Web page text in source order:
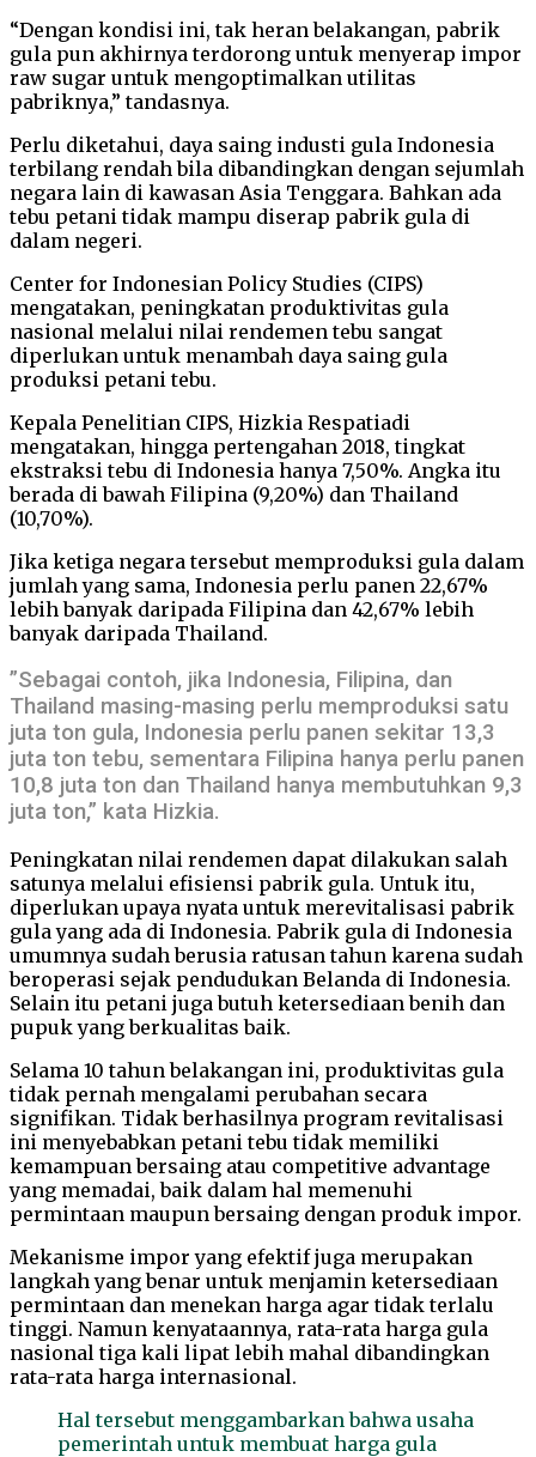
“Dengan kondisi ini, tak heran belakangan, pabrik
gula pun akhirnya terdorong untuk menyerap impor
raw sugar untuk mengoptimalkan utilitas
pabriknya,” tandasnya.
Perlu diketahui, daya saing industi gula Indonesia
terbilang rendah bila dibandingkan dengan sejumlah
negara lain di kawasan Asia Tenggara. Bahkan ada
tebu petani tidak mampu diserap pabrik gula di
dalam negeri.
Center for Indonesian Policy Studies (CIPS)
mengatakan, peningkatan produktivitas gula
nasional melalui nilai rendemen tebu sangat
diperlukan untuk menambah daya saing gula
produksi petani tebu.
Kepala Penelitian CIPS, Hizkia Respatiadi
mengatakan, hingga pertengahan 2018, tingkat
ekstraksi tebu di Indonesia hanya 7,50%. Angka itu
berada di bawah Filipina (9,20%) dan Thailand
(10,70%).
Jika ketiga negara tersebut memproduksi gula dalam
jumlah yang sama, Indonesia perlu panen 22,67%
lebih banyak daripada Filipina dan 42,67% lebih
banyak daripada Thailand.
”Sebagai contoh, jika Indonesia, Filipina, dan
Thailand masing-masing perlu memproduksi satu
juta ton gula, Indonesia perlu panen sekitar 13,3
juta ton tebu, sementara Filipina hanya perlu panen
10,8 juta ton dan Thailand hanya membutuhkan 9,3
juta ton,” kata Hizkia.
Peningkatan nilai rendemen dapat dilakukan salah
satunya melalui efisiensi pabrik gula. Untuk itu,
diperlukan upaya nyata untuk merevitalisasi pabrik
gula yang ada di Indonesia. Pabrik gula di Indonesia
umumnya sudah berusia ratusan tahun karena sudah
beroperasi sejak pendudukan Belanda di Indonesia.
Selain itu petani juga butuh ketersediaan benih dan
pupuk yang berkualitas baik.
Selama 10 tahun belakangan ini, produktivitas gula
tidak pernah mengalami perubahan secara
signifikan. Tidak berhasilnya program revitalisasi
ini menyebabkan petani tebu tidak memiliki
kemampuan bersaing atau competitive advantage
yang memadai, baik dalam hal memenuhi
permintaan maupun bersaing dengan produk impor.
Mekanisme impor yang efektif juga merupakan
langkah yang benar untuk menjamin ketersediaan
permintaan dan menekan harga agar tidak terlalu
tinggi. Namun kenyataannya, rata-rata harga gula
nasional tiga kali lipat lebih mahal dibandingkan
rata-rata harga internasional.
Hal tersebut menggambarkan bahwa usaha
pemerintah untuk membuat harga gula